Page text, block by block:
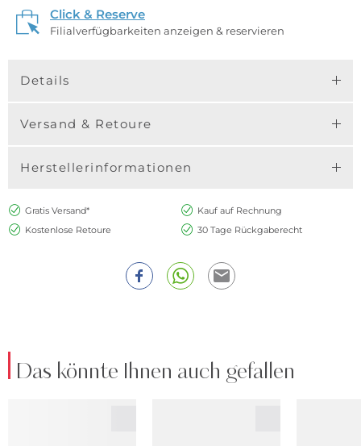
Click & Reserve
Filialverfügbarkeiten anzeigen & reservieren
Details
Versand & Retoure
Herstellerinformationen
Gratis Versand*
Kauf auf Rechnung
Kostenlose Retoure
30 Tage Rückgaberecht
Das könnte Ihnen auch gefallen